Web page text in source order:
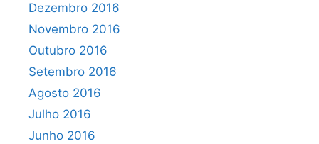
Dezembro 2016
Novembro 2016
Outubro 2016
Setembro 2016
Agosto 2016
Julho 2016
Junho 2016